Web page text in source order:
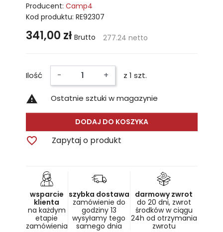
Producent: Camp4
Kod produktu: RE92307
341,00 zł Brutto 277.24 netto
Ilość - + z 1 szt.
 Ostatnie sztuki w magazynie
DODAJ DO KOSZYKA
 Zapytaj o produkt
wsparcie
klienta
na każdym
etapie
zamówienia
szybka dostawa
zamówienie do
godziny 13
wysyłamy tego
samego dnia
darmowy zwrot
do 20 dni, zwrot
środków w ciągu
24h od otrzymania
zwrotu